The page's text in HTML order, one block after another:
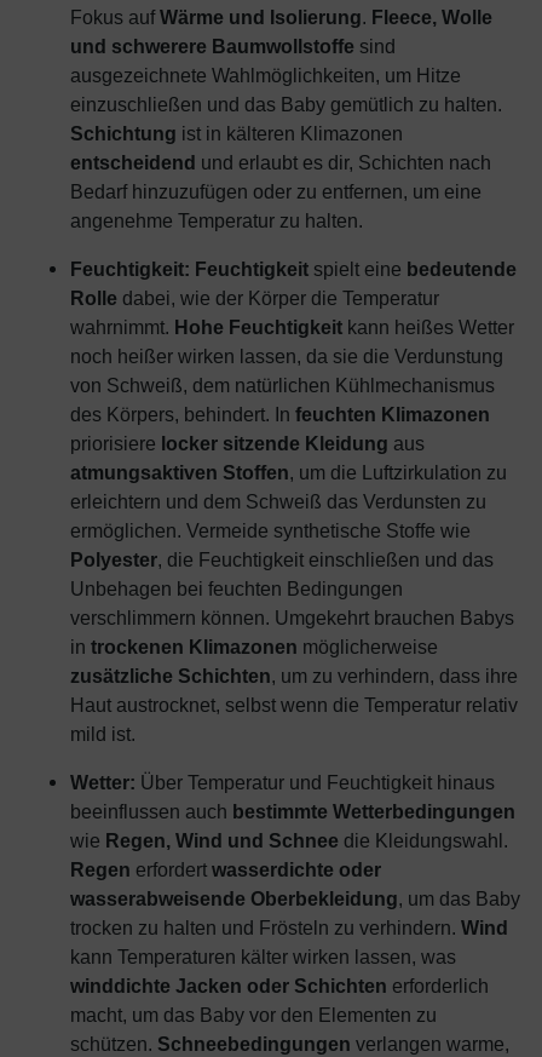
Fokus aufWärme und Isolierung. Fleece, Wolle
und schwerere Baumwollstoffe sind
ausgezeichnete Wahlmöglichkeiten, um Hitze
einzuschließen und das Baby gemütlich zu halten.
Schichtung ist in kälteren Klimazonen
entscheidend und erlaubt es dir, Schichten nach
Bedarf hinzuzufügen oder zu entfernen, um eine
angenehme Temperatur zu halten.
Feuchtigkeit: Feuchtigkeit spielt eine bedeutende
Rolle dabei, wie der Körper die Temperatur
wahrnimmt. Hohe Feuchtigkeit kann heißes Wetter
noch heißer wirken lassen, da sie die Verdunstung
von Schweiß, dem natürlichen Kühlmechanismus
des Körpers, behindert. In feuchten Klimazonen
priorisiere locker sitzende Kleidung aus
atmungsaktiven Stoffen, um die Luftzirkulation zu
erleichtern und dem Schweiß das Verdunsten zu
ermöglichen. Vermeide synthetische Stoffe wie
Polyester, die Feuchtigkeit einschließen und das
Unbehagen bei feuchten Bedingungen
verschlimmern können. Umgekehrt brauchen Babys
in trockenen Klimazonen möglicherweise
zusätzliche Schichten, um zu verhindern, dass ihre
Haut austrocknet, selbst wenn die Temperatur relativ
mild ist.
Wetter: Über Temperatur und Feuchtigkeit hinaus
beeinflussen auch bestimmte Wetterbedingungen
wie Regen, Wind und Schnee die Kleidungswahl.
Regen erfordert wasserdichte oder
wasserabweisende Oberbekleidung, um das Baby
trocken zu halten und Frösteln zu verhindern. Wind
kann Temperaturen kälter wirken lassen, was
winddichte Jacken oder Schichten erforderlich
macht, um das Baby vor den Elementen zu
schützen. Schneebedingungen verlangen warme,